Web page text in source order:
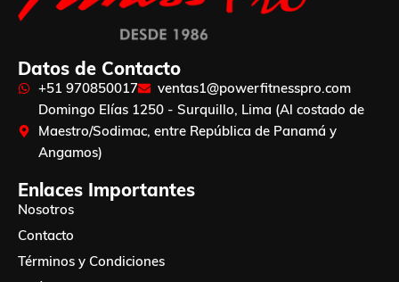
Datos de Contacto
+51 970850017
ventas1@powerfitnesspro.com
Domingo Elías 1250 - Surquillo, Lima (Al costado de
Maestro/Sodimac, entre República de Panamá y
Angamos)
Enlaces Importantes
Nosotros
Contacto
Términos y Condiciones